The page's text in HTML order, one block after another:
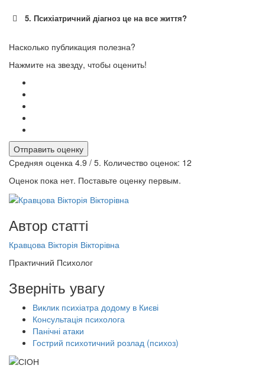
5. Психіатричний діагноз це на все життя?
Насколько публикация полезна?
Нажмите на звезду, чтобы оценить!
Отправить оценку
Средняя оценка 4.9 / 5. Количество оценок: 12
Оценок пока нет. Поставьте оценку первым.
Автор статті
Кравцова Вікторія Вікторівна
Практичний Психолог
Зверніть увагу
Виклик психіатра додому в Києві
Консультація психолога
Панічні атаки
Гострий психотичний розлад (психоз)